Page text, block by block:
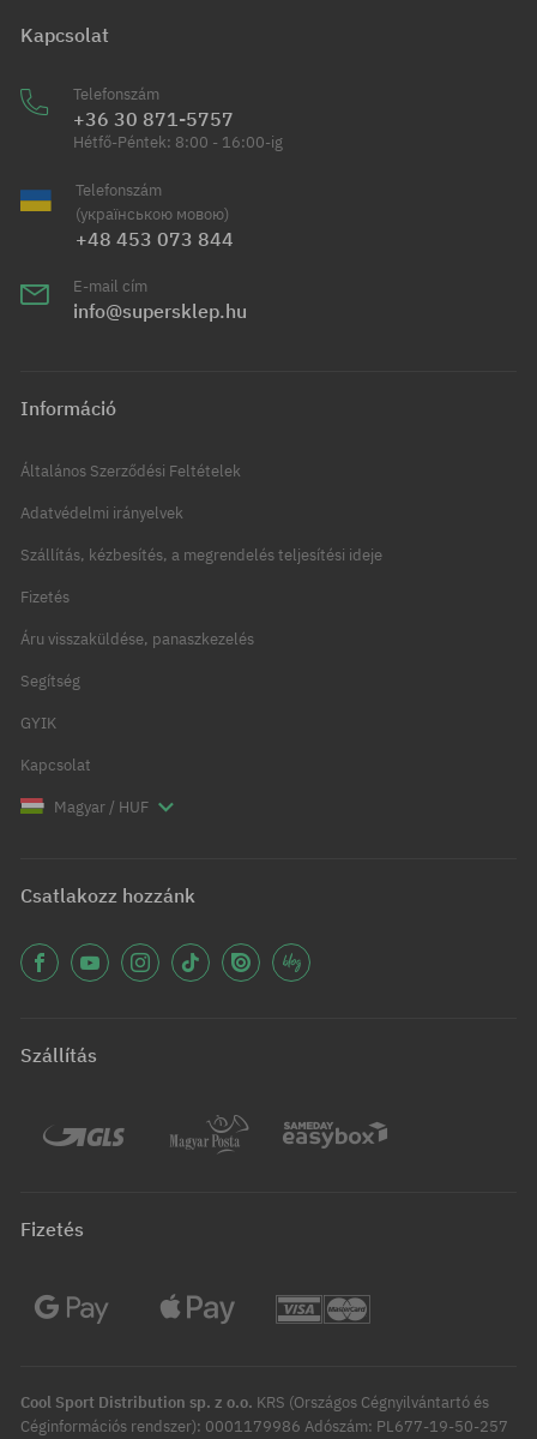
Kapcsolat
Telefonszám
+36 30 871-5757
Hétfő-Péntek: 8:00 - 16:00-ig
Telefonszám
(українською мовою)
+48 453 073 844
E-mail cím
info@supersklep.hu
Információ
Általános Szerződési Feltételek
Adatvédelmi irányelvek
Szállítás, kézbesítés, a megrendelés teljesítési ideje
Fizetés
Áru visszaküldése, panaszkezelés
Segítség
GYIK
Kapcsolat
Magyar / HUF
Csatlakozz hozzánk
Szállítás
Fizetés
Cool Sport Distribution sp. z o.o. KRS (Országos Cégnyilvántartó és
Céginformációs rendszer): 0001179986 Adószám: PL677-19-50-257